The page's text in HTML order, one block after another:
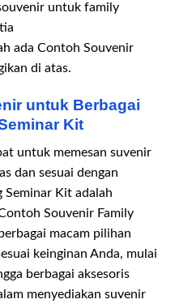
untuk family
ada Contoh Souvenir
di atas.
untuk Berbagai
Kit
untuk memesan suvenir
dan sesuai dengan
Seminar Kit adalah
Souvenir Family
macam pilihan
keinginan Anda, mulai
berbagai aksesoris
menyediakan suvenir